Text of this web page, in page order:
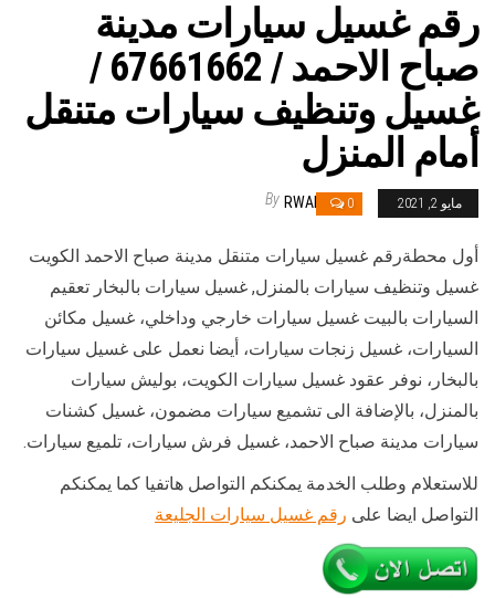
رقم غسيل سيارات مدينة
صباح الاحمد / 67661662 /
غسيل وتنظيف سيارات متنقل
أمام المنزل
مايو 2, 2021 0
By RWAN
أول محطةرقم غسيل سيارات متنقل مدينة صباح الاحمد الكويت
غسيل وتنظيف سيارات بالمنزل, غسيل سيارات بالبخار تعقيم
السيارات بالبيت غسيل سيارات خارجي وداخلي، غسيل مكائن
السيارات، غسيل زنجات سيارات، أيضا نعمل على غسيل سيارات
بالبخار، نوفر عقود غسيل سيارات الكويت، بوليش سيارات
بالمنزل، بالإضافة الى تشميع سيارات مضمون، غسيل كشنات
سيارات مدينة صباح الاحمد، غسيل فرش سيارات، تلميع سيارات.
للاستعلام وطلب الخدمة يمكنكم التواصل هاتفيا كما يمكنكم
التواصل ايضا على رقم غسيل سيارات الجليعة